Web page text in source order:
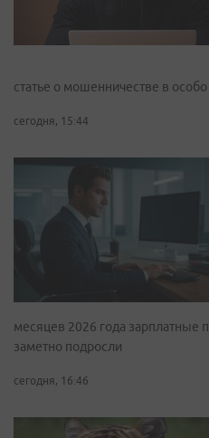
статье о мошенничестве в
сегодня, 15:44
месяцев 2026 года зарплатные
заметно подросли
сегодня, 16:46